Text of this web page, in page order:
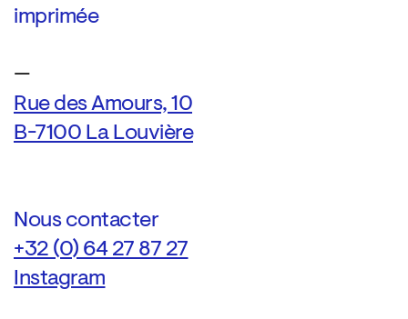
imprimée
—
Rue des Amours, 10
B-7100 La Louvière
Nous contacter
+32 (0) 64 27 87 27
Instagram